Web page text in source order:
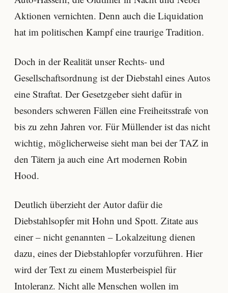
Aktionen vernichten. Denn auch die Liquidation
hat im politischen Kampf eine traurige Tradition.
Doch in der Realität unser Rechts- und
Gesellschaftsordnung ist der Diebstahl eines Autos
eine Straftat. Der Gesetzgeber sieht dafür in
besonders schweren Fällen eine Freiheitsstrafe von
bis zu zehn Jahren vor. Für Müllender ist das nicht
wichtig, möglicherweise sieht man bei der TAZ in
den Tätern ja auch eine Art modernen Robin
Hood.
Deutlich überzieht der Autor dafür die
Diebstahlsopfer mit Hohn und Spott. Zitate aus
einer – nicht genannten – Lokalzeitung dienen
dazu, eines der Diebstahlopfer vorzuführen. Hier
wird der Text zu einem Musterbeispiel für
Intoleranz. Nicht alle Menschen wollen im